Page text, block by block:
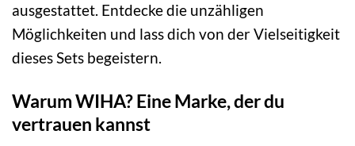
ausgestattet. Entdecke die unzähligen
Möglichkeiten und lass dich von der Vielseitigkeit
dieses Sets begeistern.
Warum WIHA? Eine Marke, der du
vertrauen kannst